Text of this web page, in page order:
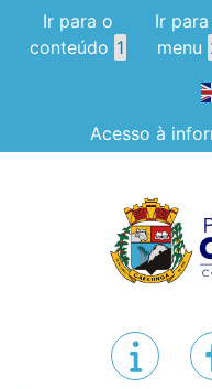
Ir para o
conteúdo 1
Ir
menu
Acesso à